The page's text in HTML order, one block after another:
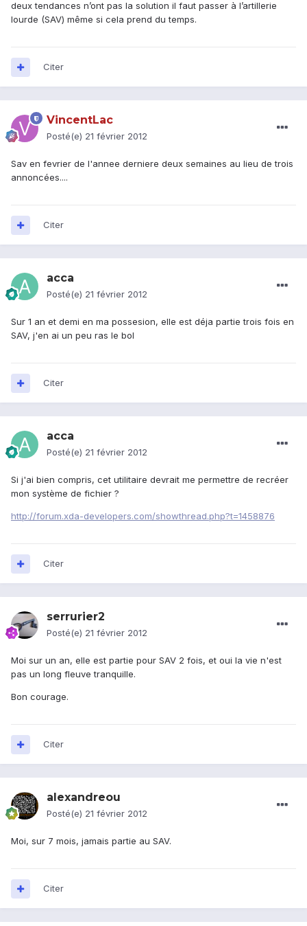
deux tendances n’ont pas la solution il faut passer à l’artillerie
lourde (SAV) même si cela prend du temps.
Citer
VincentLac
Posté(e) 21 février 2012
Sav en fevrier de l'annee derniere deux semaines au lieu de trois
annoncées....
Citer
acca
Posté(e) 21 février 2012
Sur 1 an et demi en ma possesion, elle est déja partie trois fois en
SAV, j'en ai un peu ras le bol
Citer
acca
Posté(e) 21 février 2012
Si j'ai bien compris, cet utilitaire devrait me permettre de recréer
mon système de fichier ?
http://forum.xda-developers.com/showthread.php?t=1458876
Citer
serrurier2
Posté(e) 21 février 2012
Moi sur un an, elle est partie pour SAV 2 fois, et oui la vie n'est
pas un long fleuve tranquille.
Bon courage.
Citer
alexandreou
Posté(e) 21 février 2012
Moi, sur 7 mois, jamais partie au SAV.
Citer